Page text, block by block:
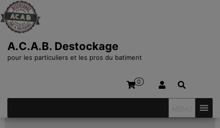
A.C.A.B. Destockage
pour les particuliers et les pros du batiment
0